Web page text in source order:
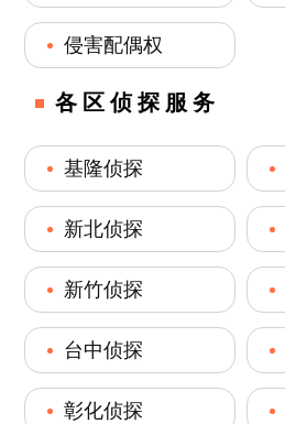
侵害配偶权
各区侦探服务
基隆侦探
新北侦探
新竹侦探
台中侦探
彰化侦探